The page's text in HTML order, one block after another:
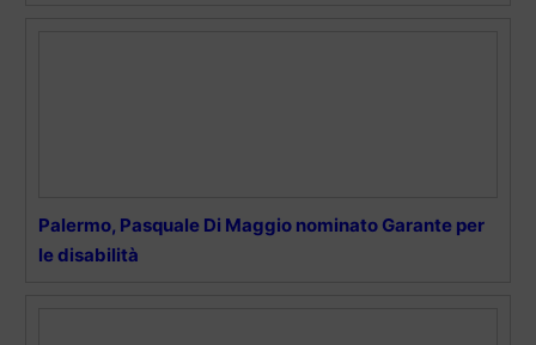
Palermo, Pasquale Di Maggio nominato Garante per
le disabilità